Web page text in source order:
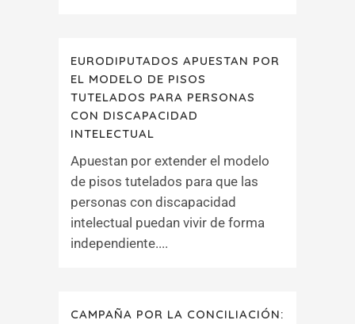
EURODIPUTADOS APUESTAN POR
EL MODELO DE PISOS
TUTELADOS PARA PERSONAS
CON DISCAPACIDAD
INTELECTUAL
Apuestan por extender el modelo
de pisos tutelados para que las
personas con discapacidad
intelectual puedan vivir de forma
independiente....
CAMPAÑA POR LA CONCILIACIÓN: